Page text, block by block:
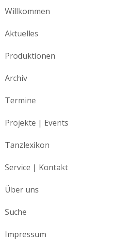
Willkommen
Aktuelles
Produktionen
Archiv
Termine
Projekte | Events
Tanzlexikon
Service | Kontakt
Über uns
Suche
Impressum